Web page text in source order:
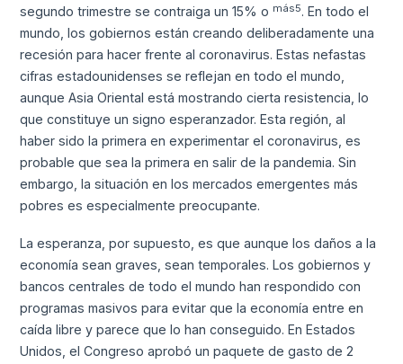
segundo trimestre se contraiga un 15% o más5. En todo el
mundo, los gobiernos están creando deliberadamente una
recesión para hacer frente al coronavirus. Estas nefastas
cifras estadounidenses se reflejan en todo el mundo,
aunque Asia Oriental está mostrando cierta resistencia, lo
que constituye un signo esperanzador. Esta región, al
haber sido la primera en experimentar el coronavirus, es
probable que sea la primera en salir de la pandemia. Sin
embargo, la situación en los mercados emergentes más
pobres es especialmente preocupante.
La esperanza, por supuesto, es que aunque los daños a la
economía sean graves, sean temporales. Los gobiernos y
bancos centrales de todo el mundo han respondido con
programas masivos para evitar que la economía entre en
caída libre y parece que lo han conseguido. En Estados
Unidos, el Congreso aprobó un paquete de gasto de 2